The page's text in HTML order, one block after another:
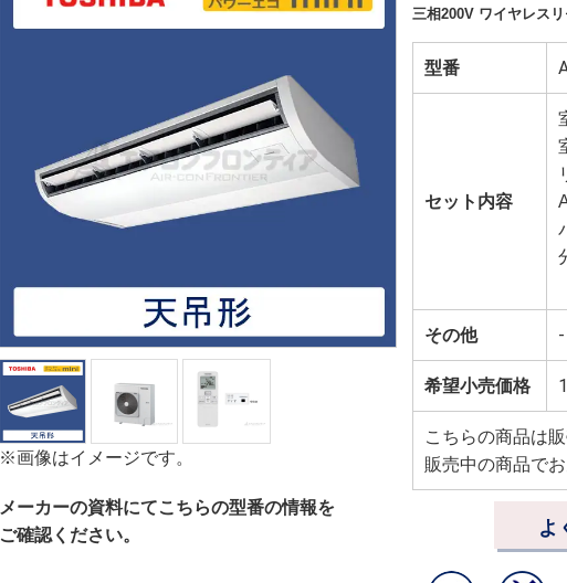
※画像はイメージです。
メーカーの資料にてこちらの型番の情報を
ご確認ください。
三相200V ワイヤレス
型番
セット内容
その他 -
希望小売価格
こちらの商品は
販売中の商品で
よ